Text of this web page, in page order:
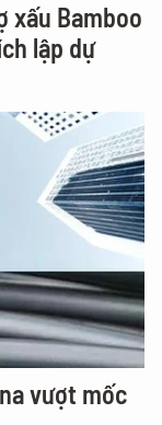
xấu Bamboo
lập dự
vượt mốc